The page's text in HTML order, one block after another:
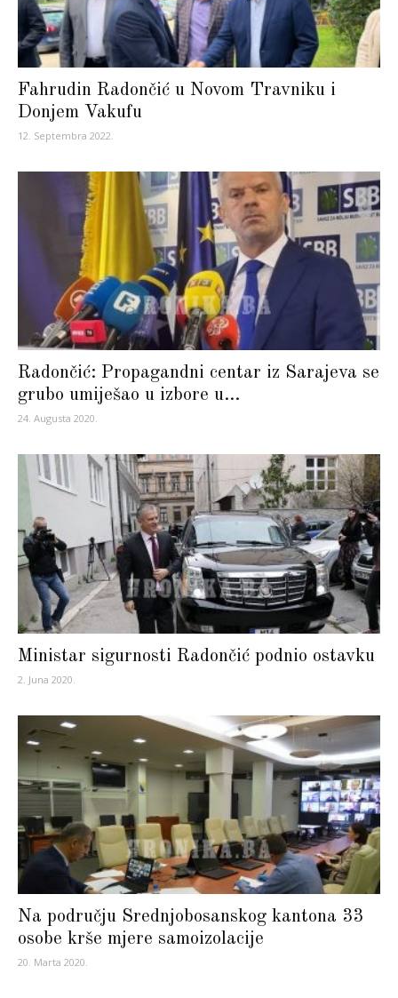
Fahrudin Radončić u Novom Travniku i
Donjem Vakufu
12. Septembra 2022.
Radončić: Propagandni centar iz Sarajeva se
grubo umiješao u izbore u...
24. Augusta 2020.
Ministar sigurnosti Radončić podnio ostavku
2. Juna 2020.
Na području Srednjobosanskog kantona 33
osobe krše mjere samoizolacije
20. Marta 2020.